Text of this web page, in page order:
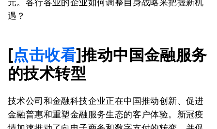
元。各行各业的企业如何调整自身战略来把握新机
遇？
[点击收看]推动中国金融服务
的技术转型
技术公司和金融科技企业正在中国推动创新、促进
金融普惠和重塑金融服务生态的客户体验。新冠疫